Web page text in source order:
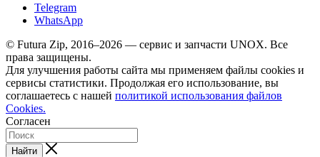
Telegram
WhatsApp
© Futura Zip, 2016–2026 — сервис и запчасти UNOX. Все
права защищены.
Для улучшения работы сайта мы применяем файлы cookies и
сервисы статистики. Продолжая его использование, вы
соглашаетесь с нашей политикой использования файлов
Cookies.
Согласен
Найти